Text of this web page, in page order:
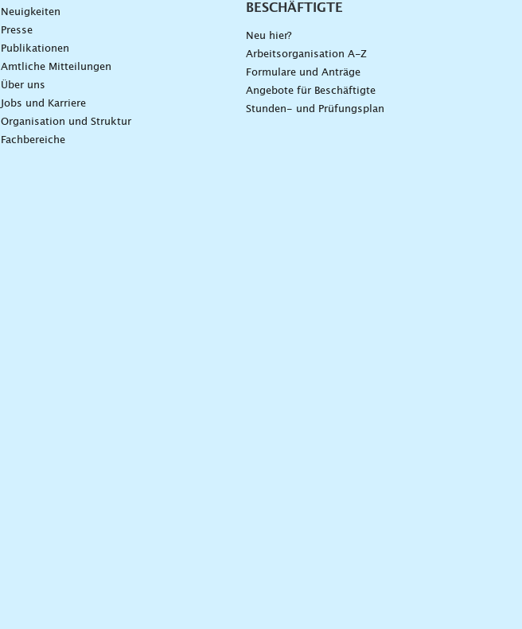
Neuigkeiten
Presse
Publikationen
Amtliche Mitteilungen
Über uns
Jobs und Karriere
Organisation und Struktur
Fachbereiche
BESCHÄFTIGTE
Neu hier?
Arbeitsorganisation A-Z
Formulare und Anträge
Angebote für Beschäftigte
Stunden- und Prüfungsplan